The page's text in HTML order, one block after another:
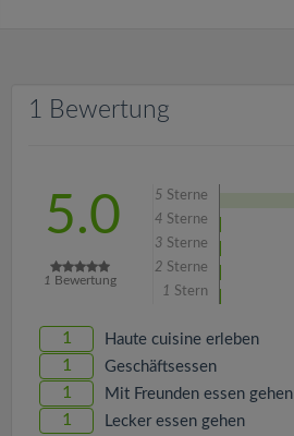
1 Bewertung
5.0
1 Bewertung
5 Sterne
4 Sterne
3 Sterne
2 Sterne
1 Stern
1 Haute cuisine erleben
1 Geschäftsessen
1 Mit Freunden essen gehen
1 Lecker essen gehen